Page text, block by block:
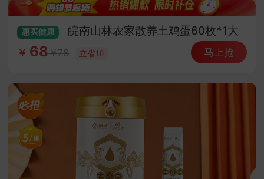
惠买健康
皖南山林农家散养土鸡蛋60枚*1大
箱（顺丰快递）
￥ 68 78 立省10 马上抢